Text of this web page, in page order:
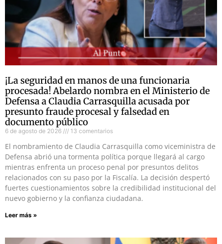
¡La seguridad en manos de una funcionaria
procesada! Abelardo nombra en el Ministerio de
Defensa a Claudia Carrasquilla acusada por
presunto fraude procesal y falsedad en
documento público
6 de agosto de 2026 13 comentarios
El nombramiento de Claudia Carrasquilla como viceministra de
Defensa abrió una tormenta política porque llegará al cargo
mientras enfrenta un proceso penal por presuntos delitos
relacionados con su paso por la Fiscalía. La decisión despertó
fuertes cuestionamientos sobre la credibilidad institucional del
nuevo gobierno y la confianza ciudadana.
Leer más »